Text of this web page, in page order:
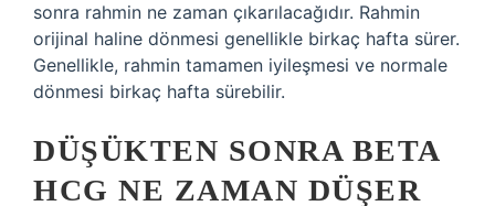
sonra rahmin ne zaman çıkarılacağıdır. Rahmin
orijinal haline dönmesi genellikle birkaç hafta sürer.
Genellikle, rahmin tamamen iyileşmesi ve normale
dönmesi birkaç hafta sürebilir.
DÜŞÜKTEN SONRA BETA
HCG NE ZAMAN DÜŞER